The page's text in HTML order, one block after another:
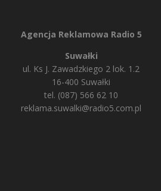
Agencja Reklamowa Radio 5
Suwałki
ul. Ks J. Zawadzkiego 2 lok. 1.2
16-400 Suwałki
tel. (087) 566 62 10
reklama.suwalki@radio5.com.pl